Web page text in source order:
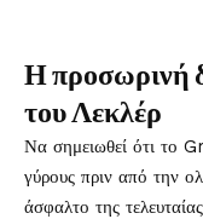
Η προσωρινή
του Λεκλέρ
Να σημειωθεί ότι το
γύρους πριν από την
άσφαλτο της